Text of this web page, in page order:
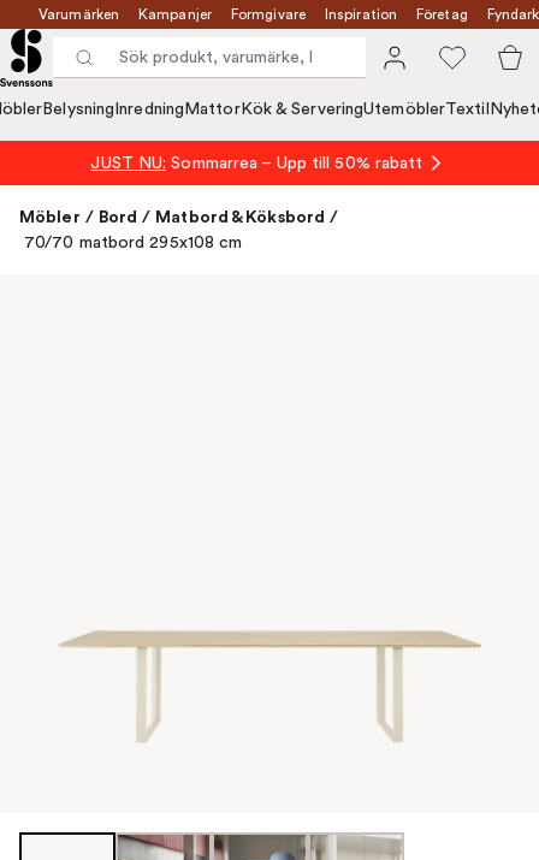
Varumärken Kampanjer Formgivare Inspiration Företag
Belysning Inredning MattorKök & ServeringUtemöblerTextil
JUST NU: Sommarrea – Upp till 50% rabatt
Möbler / Bord / Matbord & Köksbord /
70/70 matbord 295x108 cm